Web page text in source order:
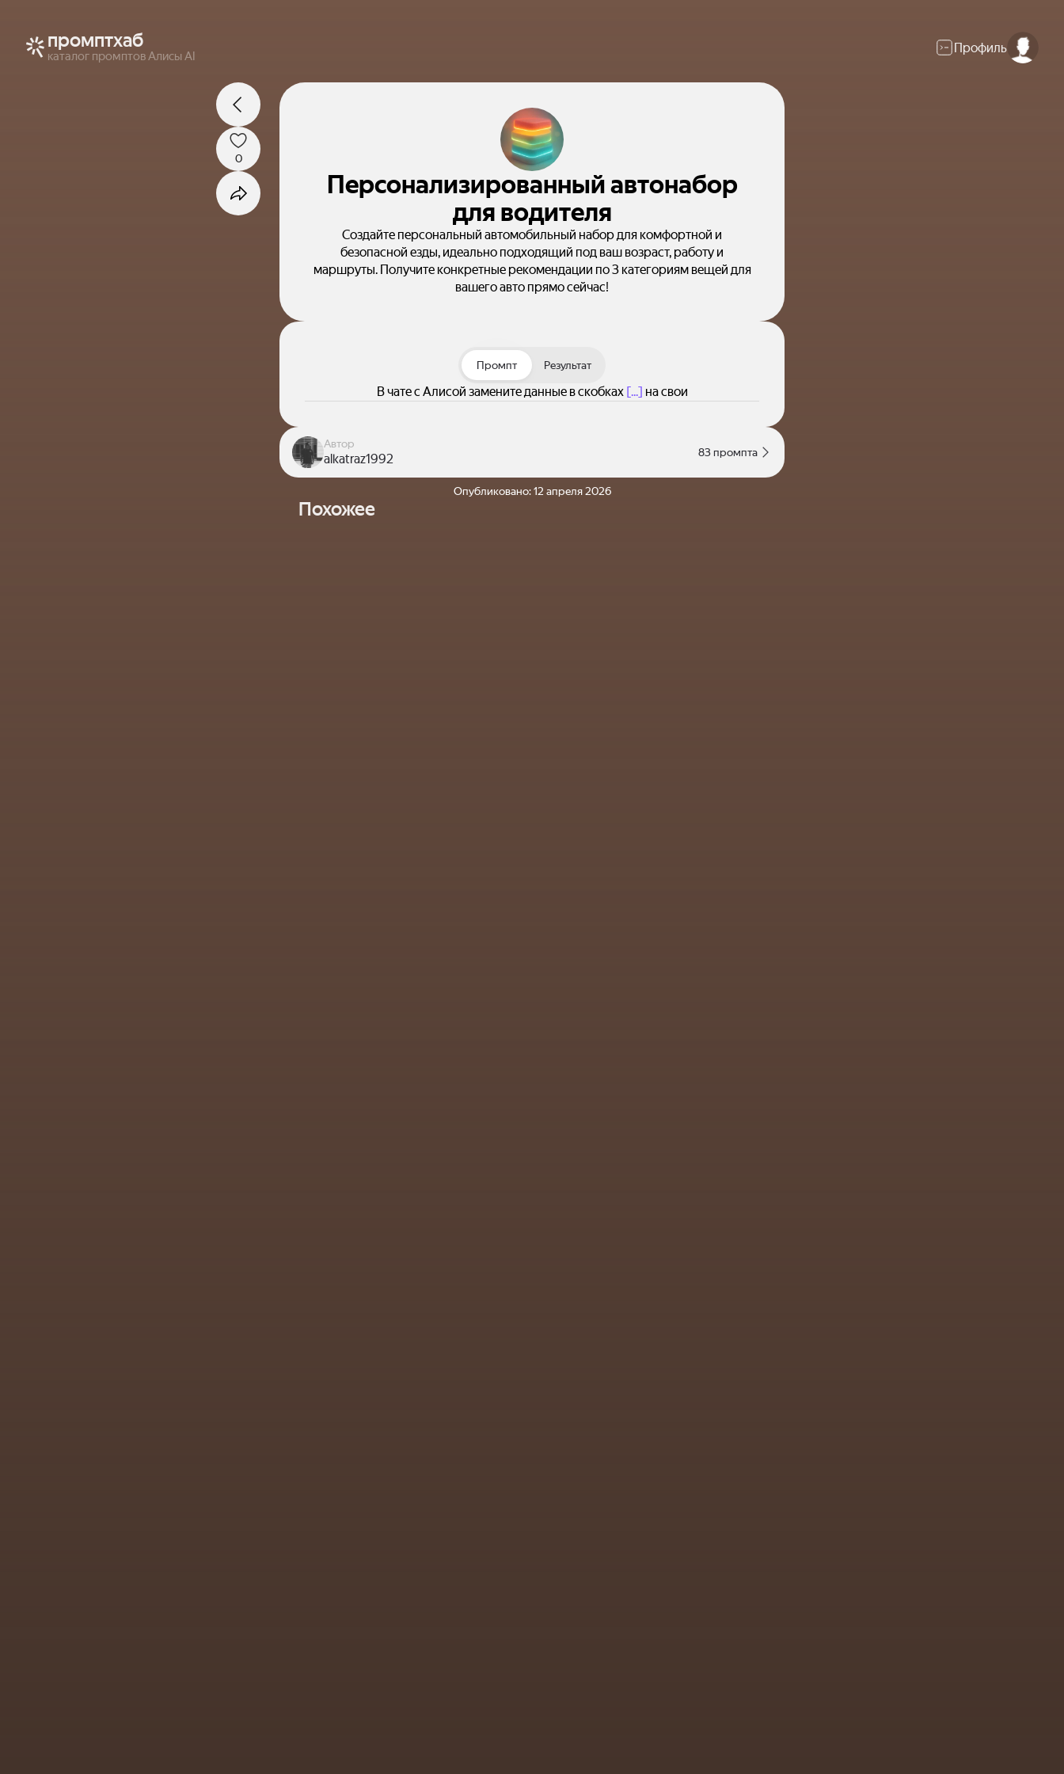
промптхаб
каталог промптов Алисы AI
Профиль
Персонализированный автонабор
для водителя
Создайте персональный автомобильный набор для комфортной и
безопасной езды, идеально подходящий под ваш возраст, работу и
маршруты. Получите конкретные рекомендации по 3 категориям вещей для
вашего авто прямо сейчас!
0
Промпт Результат
В чате с Алисой замените данные в скобках [...] на свои
Автор
alkatraz1992 83 промпта
Опубликовано:12 апреля 2026
Похожее